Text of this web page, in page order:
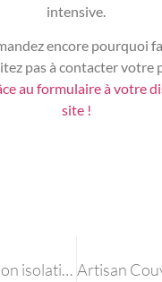
intensive.
encore pourquoi
pas à contacter votre
au formulaire à votre
site !
Bien choisir son isolation de toiture par l’extérieur